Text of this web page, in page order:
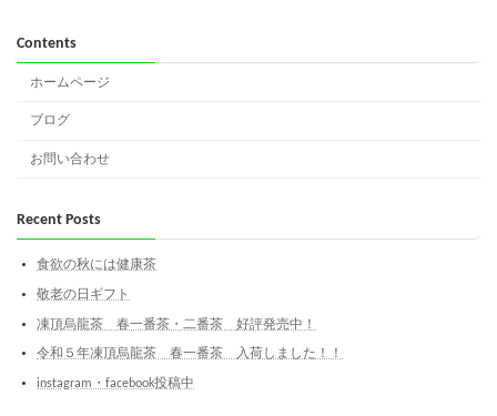
Contents
ホームページ
ブログ
お問い合わせ
Recent Posts
食欲の秋には健康茶
敬老の日ギフト
凍頂烏龍茶 春一番茶・二番茶 好評発売中！
令和５年凍頂烏龍茶 春一番茶 入荷しました！！
instagram・facebook投稿中